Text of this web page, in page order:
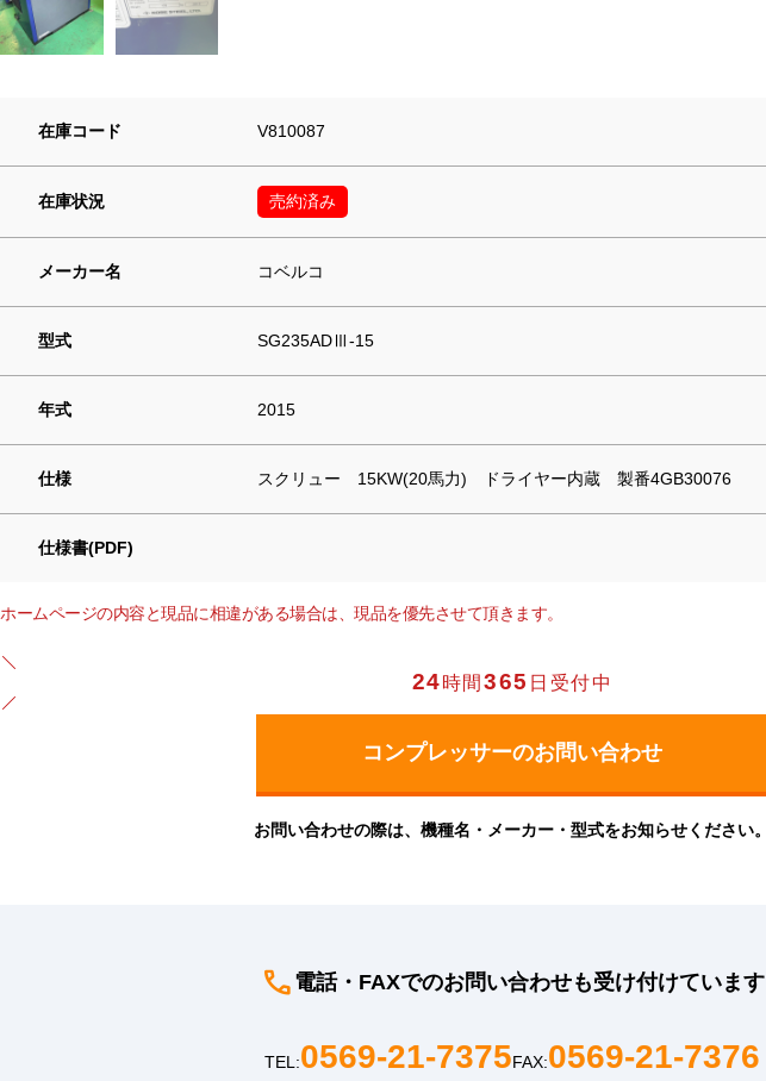
在庫コード V810087
在庫状況 売約済み
メーカー名 コベルコ
型式 SG235ADⅢ-15
年式 2015
仕様 スクリュー 15KW(20馬力) ドライヤー内蔵 製番4GB30076
仕様書(PDF)
ホームページの内容と現品に相違がある場合は、現品を優先させて頂きます。
24時間365 日受付中
お問い合わせの際は、機種名・メーカー・型式をお知らせください。
電話・FAXでのお問い合わせも受け付けています
TEL:0569-21-7375FAX:0569-21-7376